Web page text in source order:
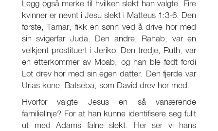
Legg også merke til hvilken slekt han valgte. Fire
kvinner er nevnt i Jesu slekt i Matteus 1:3-6. Den
første, Tamar, fikk en sønn ved å drive hor med
sin svigerfar Juda. Den andre, Rahab, var en
velkjent prostituert i Jeriko. Den tredje, Ruth, var
en etterkommer av Moab, og han ble født fordi
Lot drev hor med sin egen datter. Den fjerde var
Urias kone, Batseba, som David drev hor med.
Hvorfor valgte Jesus en så vanærende
familielinje? For at han kunne identifisere seg fullt
ut med Adams falne slekt. Her ser vi hans